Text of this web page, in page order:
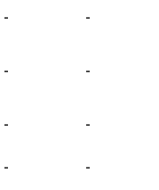
- -
- -
- -
-
-